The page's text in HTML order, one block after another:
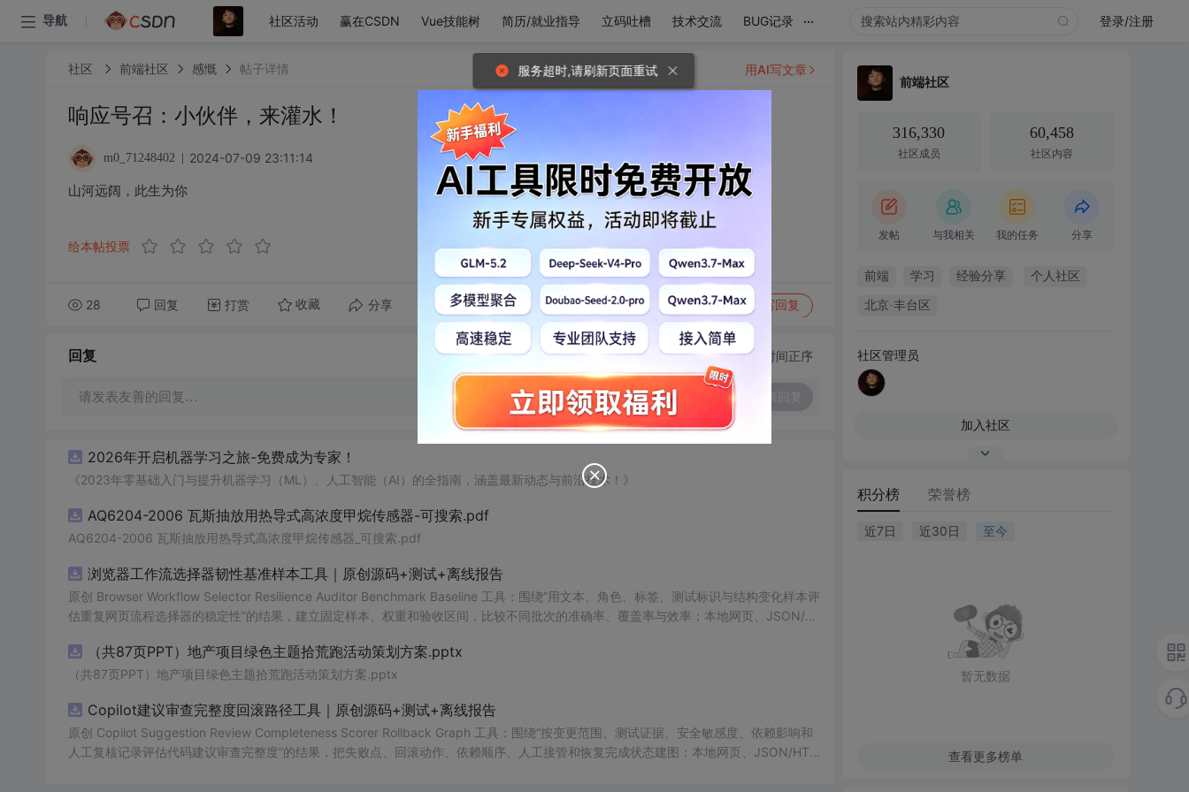
导航 社区活动 赢在CSDN Vue技能树 简历/就业指导 立码吐槽 技术交流 BUG记录 ... 登录/注册
社区 前端社区 感慨 帖子详情
响应号召：小伙伴，来灌水！
m0_71248402 2024-07-09 23:11:14
山河远阔，此生为你
给本帖投票
28 回复 打赏 收藏 分享 转发到动态 举报 写回复
用AI写文章
回复 切换为时间正序
请发表友善的回复…
2026年开启机器学习之旅-免费成为专家！
《2023年零基础入门与提升机器学习（ML）、人工智能（AI）的全指南，涵盖最新动态与前沿技术！》
AQ6204-2006 瓦斯抽放用热导式高浓度甲烷传感器-可搜索.pdf
AQ6204-2006 瓦斯抽放用热导式高浓度甲烷传感器_可搜索.pdf
浏览器工作流选择器韧性基准样本工具｜原创源码+测试+离线报告
原创 Browser Workflow Selector Resilience Auditor Benchmark Baseline 工具：围绕“用文本、角色、标签、测试标识与结构变化样本评
估重复网页流程选择器的稳定性”的结果，建立固定样本、权重和验收区间，比较不同批次的准确率、覆盖率与效率；本地网页、JSON/H
图、README、运行说明、MIT License及原创授权声明。适合开发者进行工程预检、质量审查和交付复核；Node.js 18+可直接运行，零
第三方运行依赖。
（共87页PPT）地产项目绿色主题拾荒跑活动策划方案.pptx
（共87页PPT）地产项目绿色主题拾荒跑活动策划方案.pptx
Copilot建议审查完整度回滚路径工具｜原创源码+测试+离线报告
原创 Copilot Suggestion Review Completeness Scorer Rollback Graph 工具：围绕“按变更范围、测试证据、安全敏感度、依赖影响和
人工复核记录评估代码建议审查完整度”的结果，把失败点、回滚动作、依赖顺序、人工接管和恢复完成状态建图；本地网页、JSON/HTM
前端社区
316,330
社区成员
60,458
社区内容
发帖 与我相关 我的任务 分享
前端 学习 经验分享 个人社区
北京·丰台区
社区管理员
加入社区
积分榜 荣誉榜
近7日 近30日 至今
暂无数据
查看更多榜单
服务超时,请刷新页面重试